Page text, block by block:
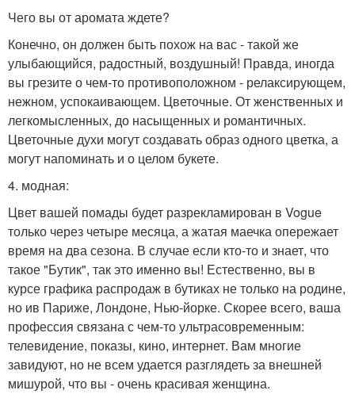
Чего вы от аромата ждете?
Конечно, он должен быть похож на вас - такой же
улыбающийся, радостный, воздушный! Правда, иногда
вы грезите о чем-то противоположном - релаксирующем,
нежном, успокаивающем. Цветочные. От женственных и
легкомысленных, до насыщенных и романтичных.
Цветочные духи могут создавать образ одного цветка, а
могут напоминать и о целом букете.
4. модная:
Цвет вашей помады будет разрекламирован в Vogue
только через четыре месяца, а жатая маечка опережает
время на два сезона. В случае если кто-то и знает, что
такое "Бутик", так это именно вы! Естественно, вы в
курсе графика распродаж в бутиках не только на родине,
но ив Париже, Лондоне, Нью-йорке. Скорее всего, ваша
профессия связана с чем-то ультрасовременным:
телевидение, показы, кино, интернет. Вам многие
завидуют, но не всем удается разглядеть за внешней
мишурой, что вы - очень красивая женщина.